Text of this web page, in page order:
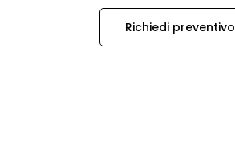
Richiedi preventivo